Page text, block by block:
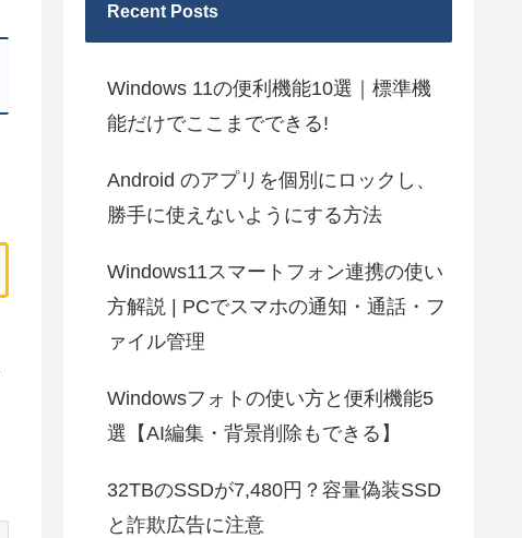
Recent Posts
Windows 11の便利機能10選｜標準機
能だけでここまでできる!
Android のアプリを個別にロックし、
勝手に使えないようにする方法
Windows11スマートフォン連携の使い
方解説 | PCでスマホの通知・通話・フ
ァイル管理
Windowsフォトの使い方と便利機能5
選【AI編集・背景削除もできる】
32TBのSSDが7,480円？容量偽装SSD
と詐欺広告に注意